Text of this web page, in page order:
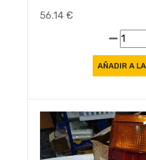
56.14 €